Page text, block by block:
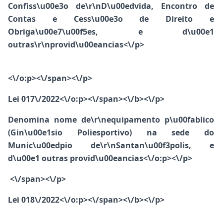
Confiss\u00e3o de\r\nD\u00edvida, Encontro de
Contas e Cess\u00e3o de Direito e
Obriga\u00e7\u00f5es, e d\u00e1
outras\r\nprovid\u00eancias<\/p>
<\/o:p><\/span><\/p>
Lei 017\/2022<\/o:p><\/span><\/b><\/p>
Denomina nome de\r\nequipamento p\u00fablico
(Gin\u00e1sio Poliesportivo) na sede do
Munic\u00edpio de\r\nSantan\u00f3polis, e
d\u00e1 outras provid\u00eancias<\/o:p><\/p>
<\/span><\/p>
Lei 018\/2022<\/o:p><\/span><\/b><\/p>